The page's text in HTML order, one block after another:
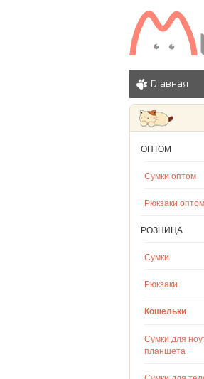
Главная
ОПТОМ
Сумки оптом
Рюкзаки оптом
РОЗНИЦА
Сумки
Рюкзаки
Кошельки
Сумки для
планшета